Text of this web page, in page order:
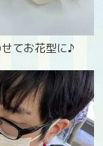
てお花型に♪